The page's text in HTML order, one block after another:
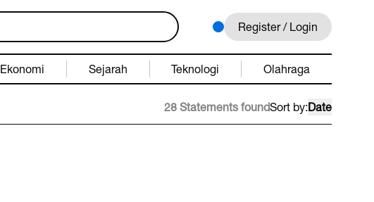
Register / Login
Ekonomi Sejarah Teknologi Olahraga
28 Statements foundSort by:Date